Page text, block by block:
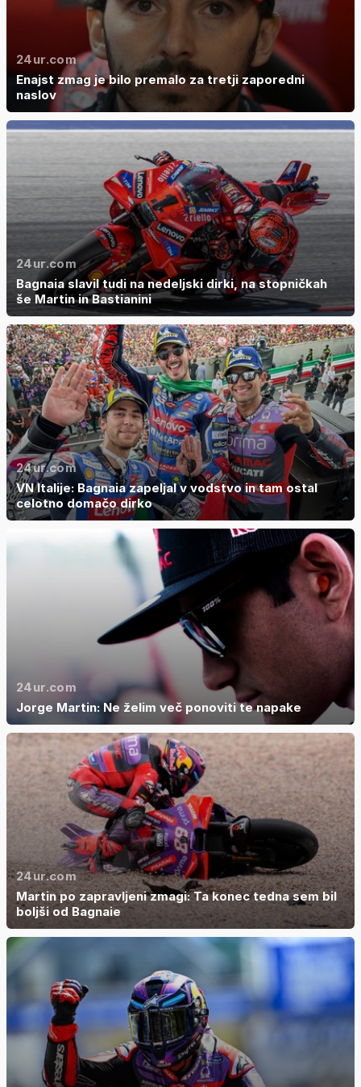
24ur.com
Enajst zmag je bilo premalo za tretji zaporedni
naslov
24ur.com
Bagnaia slavil tudi na nedeljski dirki, na stopničkah
še Martin in Bastianini
24ur.com
VN Italije: Bagnaia zapeljal v vodstvo in tam ostal
celotno domačo dirko
24ur.com
Jorge Martin: Ne želim več ponoviti te napake
24ur.com
Martin po zapravljeni zmagi: Ta konec tedna sem bil
boljši od Bagnaie